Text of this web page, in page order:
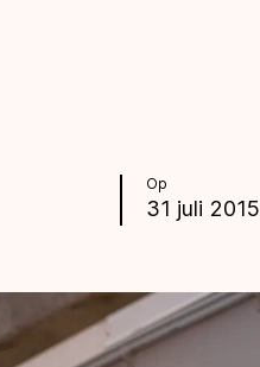
Op
31 juli 2015